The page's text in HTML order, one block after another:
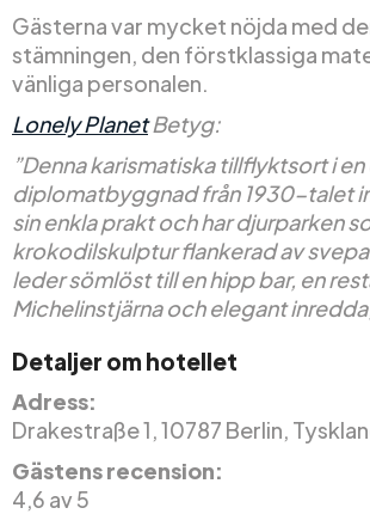
Gästerna var mycket nöjda med
stämningen, den förstklassiga
vänliga personalen.
Lonely PlanetBetyg:
”Denna karismatiska tillflyktsort i en
diplomatbyggnad från 1930-talet
sin enkla prakt och har djurparken
krokodilskulptur flankerad av
leder sömlöst till en hipp bar, en
Michelinstjärna och elegant
Detaljer om hotellet
Adress:
Drakestraße 1, 10787 Berlin,
Gästens recension:
4,6 av 5